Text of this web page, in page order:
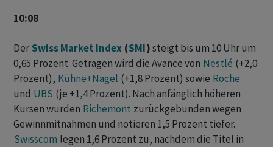
10:08
Der Swiss Market Index (SMI)steigt bis um 10 Uhr um
0,65 Prozent. Getragen wird die Avance von Nestlé (+2,0
Prozent), Kühne+Nagel (+1,8 Prozent) sowie Roche
und UBS (je +1,4 Prozent). Nach anfänglich höheren
Kursen wurden Richemont zurückgebunden wegen
Gewinnmitnahmen und notieren 1,5 Prozent tiefer.
Swisscom legen 1,6 Prozent zu, nachdem die Titel in